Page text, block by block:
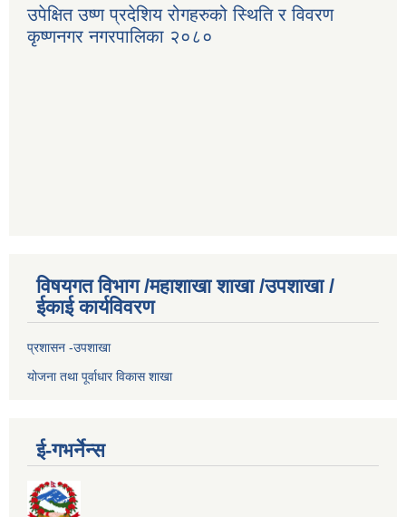
उपेक्षित उष्ण प्रदेशिय रोगहरुको स्थिति र विवरण
कृष्णनगर नगरपालिका २०८०
विषयगत विभाग /महाशाखा शाखा /उपशाखा /
ईकाई कार्यविवरण
प्रशासन -उपशाखा
योजना तथा पूर्वाधार विकास शाखा
ई-गभर्नेन्स